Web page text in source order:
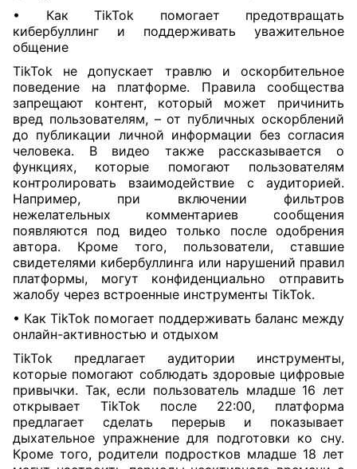
• Как TikTok помогает предотвращать
кибербуллинг и поддерживать уважительное
общение
TikTok не допускает травлю и оскорбительное
поведение на платформе. Правила сообщества
запрещают контент, который может причинить
вред пользователям, – от публичных оскорблений
до публикации личной информации без согласия
человека. В видео также рассказывается о
функциях, которые помогают пользователям
контролировать взаимодействие с аудиторией.
Например, при включении фильтров
нежелательных комментариев сообщения
появляются под видео только после одобрения
автора. Кроме того, пользователи, ставшие
свидетелями кибербуллинга или нарушений правил
платформы, могут конфиденциально отправить
жалобу через встроенные инструменты TikTok.
• Как TikTok помогает поддерживать баланс между
онлайн-активностью и отдыхом
TikTok предлагает аудитории инструменты,
которые помогают соблюдать здоровые цифровые
привычки. Так, если пользователь младше 16 лет
открывает TikTok после 22:00, платформа
предлагает сделать перерыв и показывает
дыхательное упражнение для подготовки ко сну.
Кроме того, родители подростков младше 18 лет